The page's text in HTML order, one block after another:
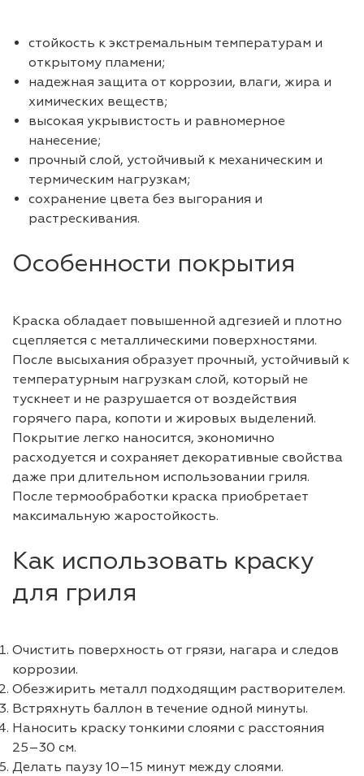
стойкость к экстремальным температурам и
открытому пламени;
надежная защита от коррозии, влаги, жира и
химических веществ;
высокая укрывистость и равномерное
нанесение;
прочный слой, устойчивый к механическим и
термическим нагрузкам;
сохранение цвета без выгорания и
растрескивания.
Особенности покрытия
Краска обладает повышенной адгезией и плотно
сцепляется с металлическими поверхностями.
После высыхания образует прочный, устойчивый к
температурным нагрузкам слой, который не
тускнеет и не разрушается от воздействия
горячего пара, копоти и жировых выделений.
Покрытие легко наносится, экономично
расходуется и сохраняет декоративные свойства
даже при длительном использовании гриля.
После термообработки краска приобретает
максимальную жаростойкость.
Как использовать краску
для гриля
Очистить поверхность от грязи, нагара и следов
коррозии.
Обезжирить металл подходящим растворителем.
Встряхнуть баллон в течение одной минуты.
Наносить краску тонкими слоями с расстояния
25–30 см.
Делать паузу 10–15 минут между слоями.